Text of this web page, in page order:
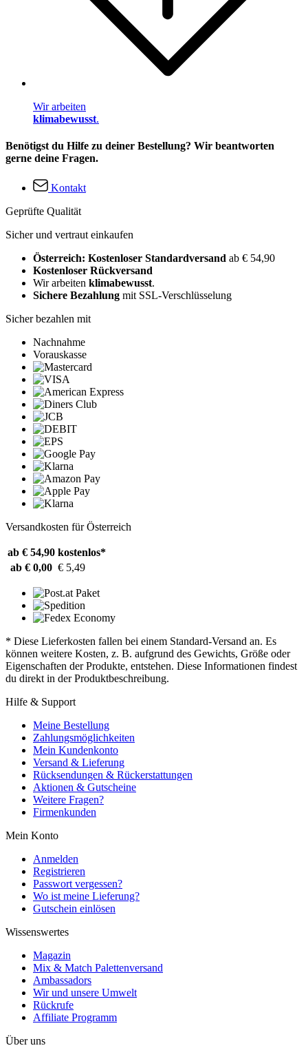
Wir arbeiten
klimabewusst.
Benötigst du Hilfe zu deiner Bestellung? Wir beantworten
gerne deine Fragen.
Kontakt
Geprüfte Qualität
Sicher und vertraut einkaufen
Österreich: Kostenloser Standardversand ab € 54,90
Kostenloser Rückversand
Wir arbeiten klimabewusst.
Sichere Bezahlung mit SSL-Verschlüsselung
Sicher bezahlen mit
Nachnahme
Vorauskasse
Versandkosten für Österreich
ab € 54,90 kostenlos*
ab € 0,00 € 5,49
* Diese Lieferkosten fallen bei einem Standard-Versand an. Es
können weitere Kosten, z. B. aufgrund des Gewichts, Größe oder
Eigenschaften der Produkte, entstehen. Diese Informationen findest
du direkt in der Produktbeschreibung.
Hilfe & Support
Meine Bestellung
Zahlungsmöglichkeiten
Mein Kundenkonto
Versand & Lieferung
Rücksendungen & Rückerstattungen
Aktionen & Gutscheine
Weitere Fragen?
Firmenkunden
Mein Konto
Anmelden
Registrieren
Passwort vergessen?
Wo ist meine Lieferung?
Gutschein einlösen
Wissenswertes
Magazin
Mix & Match Palettenversand
Ambassadors
Wir und unsere Umwelt
Rückrufe
Affiliate Programm
Über uns